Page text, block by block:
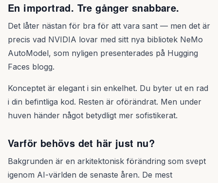
En importrad. Tre gånger snabbare.
Det låter nästan för bra för att vara sant — men det är
precis vad NVIDIA lovar med sitt nya bibliotek NeMo
AutoModel, som nyligen presenterades på Hugging
Faces blogg.
Konceptet är elegant i sin enkelhet. Du byter ut en rad
i din befintliga kod. Resten är oförändrat. Men under
huven händer något betydligt mer sofistikerat.
Varför behövs det här just nu?
Bakgrunden är en arkitektonisk förändring som svept
igenom AI-världen de senaste åren. De mest